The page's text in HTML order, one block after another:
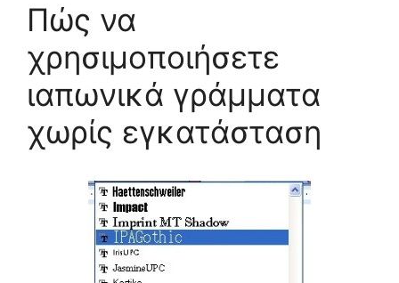
Πώς να
χρησιμοποιήσετε
ιαπωνικά γράμματα
χωρίς εγκατάσταση